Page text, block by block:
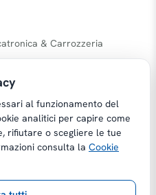
& Carrozzeria
| Powered by
IT03584100238
al funzionamento del
analitici per capire come
rifiutare o scegliere le tue
consulta la Cookie